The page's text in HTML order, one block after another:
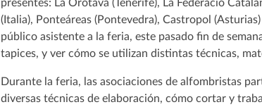
presentes: La Orotava (Tenerife), La Federació
(Italia), Ponteáreas (Pontevedra), Castropol
público asistente a la feria, este pasado fin de
tapices, y ver cómo se utilizan distintas técnicas,
Durante la feria, las asociaciones de alfombristas
diversas técnicas de elaboración, cómo cortar y